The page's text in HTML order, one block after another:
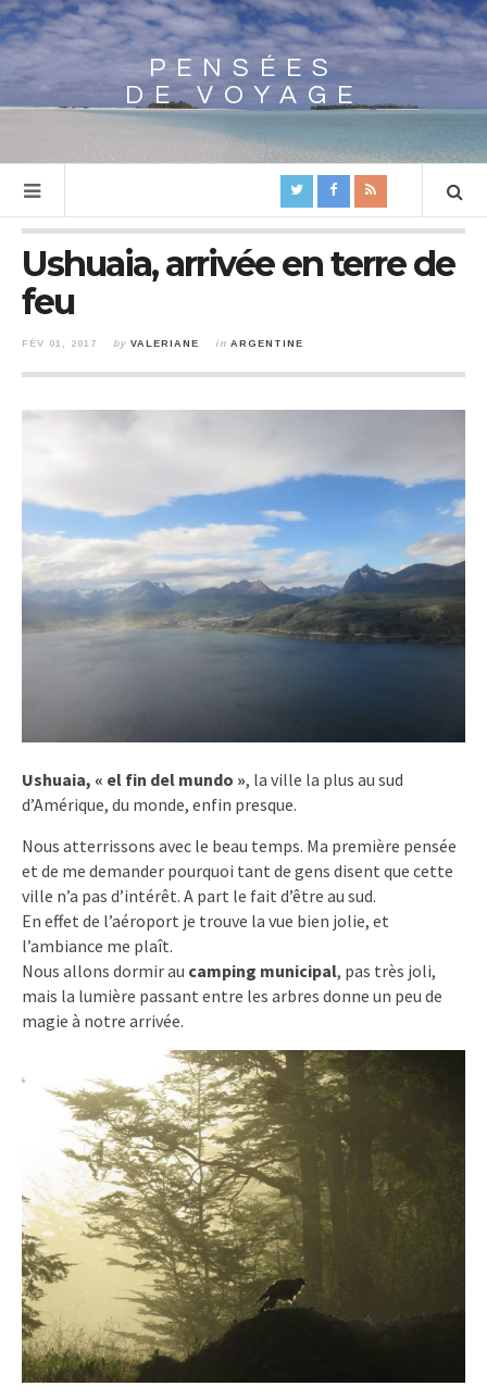
Array
PENSÉES
DE VOYAGE
Ushuaia, arrivée en terre de
feu
FÉV 01, 2017 by VALERIANE in ARGENTINE
Ushuaia, « el fin del mundo », la ville la plus au sud
d’Amérique, du monde, enfin presque.
Nous atterrissons avec le beau temps. Ma première pensée
et de me demander pourquoi tant de gens disent que cette
ville n’a pas d’intérêt. A part le fait d’être au sud.
En effet de l’aéroport je trouve la vue bien jolie, et
l’ambiance me plaît.
Nous allons dormir au camping municipal, pas très joli,
mais la lumière passant entre les arbres donne un peu de
magie à notre arrivée.